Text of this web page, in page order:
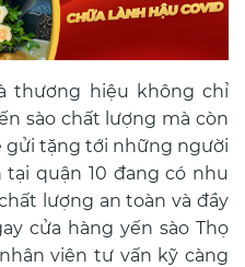
thương hiệu không chỉ
sào chất lượng mà còn
gửi tặng tới những người
quận 10 đang có nhu
lượng an toàn và đầy
cửa hàng yến sào Thọ
viên tư vấn kỹ càng